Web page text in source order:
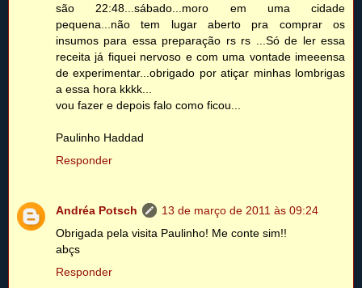
são 22:48...sábado...moro em uma cidade
pequena...não tem lugar aberto pra comprar os
insumos para essa preparação rs rs ...Só de ler essa
receita já fiquei nervoso e com uma vontade imeeensa
de experimentar...obrigado por atiçar minhas lombrigas
a essa hora kkkk...
vou fazer e depois falo como ficou...
Paulinho Haddad
Responder
Andréa Potsch
13 de março de 2011 às 09:24
Obrigada pela visita Paulinho! Me conte sim!!
abçs
Responder